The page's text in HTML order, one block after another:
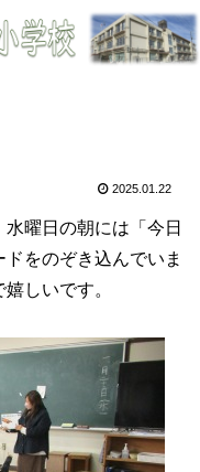
2025.01.22
曜日の朝には「今日
をのぞき込んでいま
しいです。